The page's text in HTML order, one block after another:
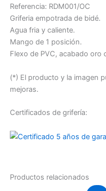
Referencia: RDM001/OC
Griferia empotrada de bidé.
Agua fria y caliente.
Mango de 1 posición.
Flexo de PVC, acabado oro
(*) El producto y la imagen
mejoras.
Certificados de grifería:
Productos relacionados